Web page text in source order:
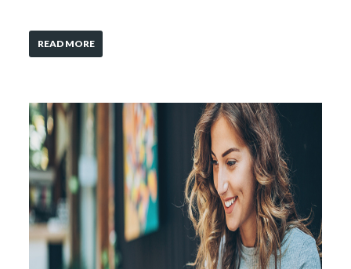
READ MORE